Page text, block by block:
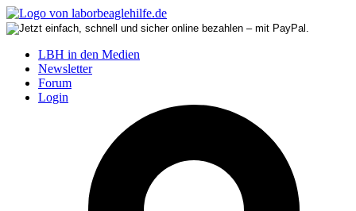
LBH in den Medien
Newsletter
Forum
Login